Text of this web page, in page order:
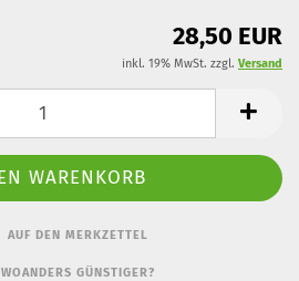
28,50 EUR
inkl. 19% MwSt. zzgl. Versand
AUF DEN MERKZETTEL
WOANDERS GÜNSTIGER?